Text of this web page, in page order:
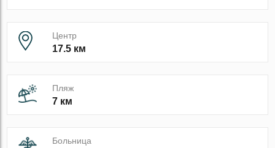
Центр
17.5 км
Пляж
7 км
Больница